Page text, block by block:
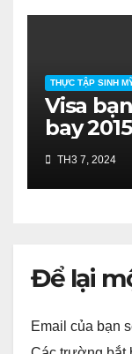
THỰC TẬP SINH
Visa
bay
quả. SV
TH3 7, 2024
Để lại
Email của bạn